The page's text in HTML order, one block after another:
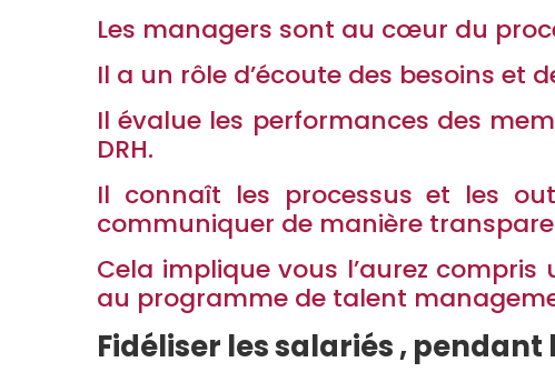
Les managers sont au cœur du
Il a un rôle d’écoute des besoins et
Il évalue les performances des
DRH.
Il connaît les processus et les
communiquer de manière
Cela implique vous l’aurez
au programme de talent
Fidéliser les salariés ,